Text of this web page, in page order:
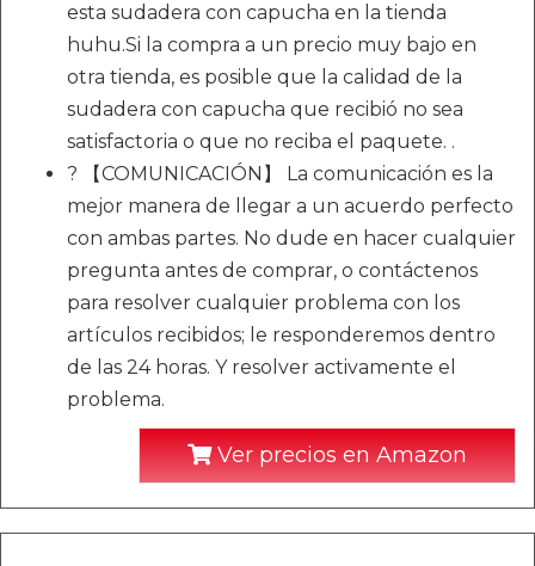
esta sudadera con capucha en la tienda
huhu.Si la compra a un precio muy bajo en
otra tienda, es posible que la calidad de la
sudadera con capucha que recibió no sea
satisfactoria o que no reciba el paquete. .
? 【COMUNICACIÓN】 La comunicación es la
mejor manera de llegar a un acuerdo perfecto
con ambas partes. No dude en hacer cualquier
pregunta antes de comprar, o contáctenos
para resolver cualquier problema con los
artículos recibidos; le responderemos dentro
de las 24 horas. Y resolver activamente el
problema.
Ver precios en Amazon